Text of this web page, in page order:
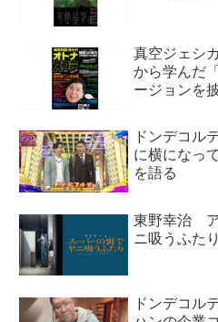
真空ジェシ
から学んだ
ージョンを
ドンデコル
に横になっ
を語る
東野幸治 ア
ニ吸うふた
ドンデコル